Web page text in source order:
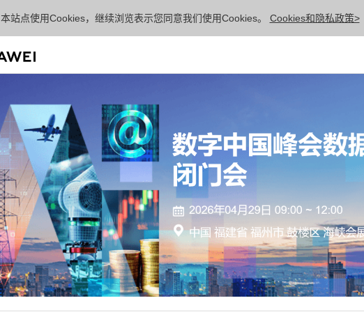
本站点使用Cookies，继续浏览表示您同意我们使用Cookies。 Cookies和隐私政策>